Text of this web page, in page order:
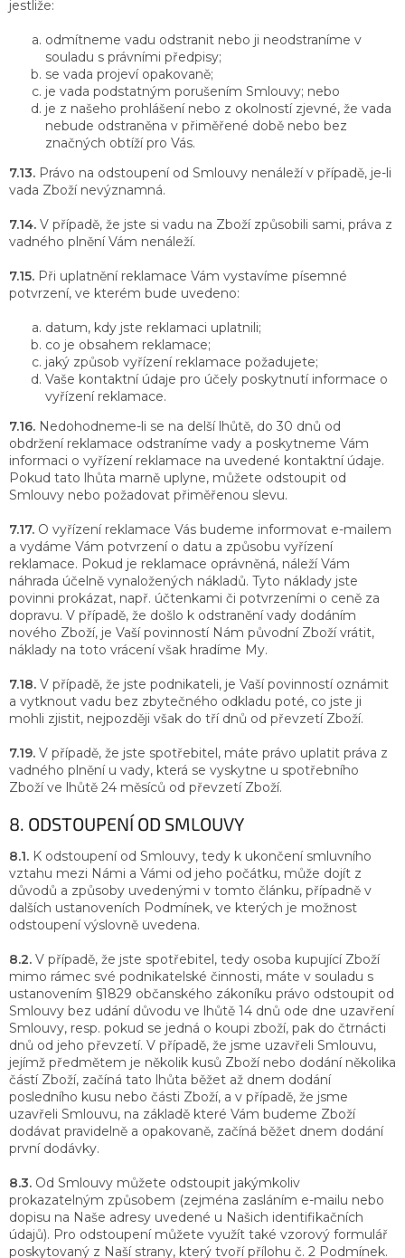
jestliže:
odmítneme vadu odstranit nebo ji neodstraníme v
souladu s právními předpisy;
se vada projeví opakovaně;
je vada podstatným porušením Smlouvy; nebo
je z našeho prohlášení nebo z okolností zjevné, že vada
nebude odstraněna v přiměřené době nebo bez
značných obtíží pro Vás.
7.13. Právo na odstoupení od Smlouvy nenáleží v případě, je-li
vada Zboží nevýznamná.
7.14. V případě, že jste si vadu na Zboží způsobili sami, práva z
vadného plnění Vám nenáleží.
7.15. Při uplatnění reklamace Vám vystavíme písemné
potvrzení, ve kterém bude uvedeno:
datum, kdy jste reklamaci uplatnili;
co je obsahem reklamace;
jaký způsob vyřízení reklamace požadujete;
Vaše kontaktní údaje pro účely poskytnutí informace o
vyřízení reklamace.
7.16. Nedohodneme-li se na delší lhůtě, do 30 dnů od
obdržení reklamace odstraníme vady a poskytneme Vám
informaci o vyřízení reklamace na uvedené kontaktní údaje.
Pokud tato lhůta marně uplyne, můžete odstoupit od
Smlouvy nebo požadovat přiměřenou slevu.
7.17. O vyřízení reklamace Vás budeme informovat e-mailem
a vydáme Vám potvrzení o datu a způsobu vyřízení
reklamace. Pokud je reklamace oprávněná, náleží Vám
náhrada účelně vynaložených nákladů. Tyto náklady jste
povinni prokázat, např. účtenkami či potvrzeními o ceně za
dopravu. V případě, že došlo k odstranění vady dodáním
nového Zboží, je Vaší povinností Nám původní Zboží vrátit,
náklady na toto vrácení však hradíme My.
7.18. V případě, že jste podnikateli, je Vaší povinností oznámit
a vytknout vadu bez zbytečného odkladu poté, co jste ji
mohli zjistit, nejpozději však do tří dnů od převzetí Zboží.
7.19. V případě, že jste spotřebitel, máte právo uplatit práva z
vadného plnění u vady, která se vyskytne u spotřebního
Zboží ve lhůtě 24 měsíců od převzetí Zboží.
8. ODSTOUPENÍ OD SMLOUVY
8.1. K odstoupení od Smlouvy, tedy k ukončení smluvního
vztahu mezi Námi a Vámi od jeho počátku, může dojít z
důvodů a způsoby uvedenými v tomto článku, případně v
dalších ustanoveních Podmínek, ve kterých je možnost
odstoupení výslovně uvedena.
8.2. V případě, že jste spotřebitel, tedy osoba kupující Zboží
mimo rámec své podnikatelské činnosti, máte v souladu s
ustanovením §1829 občanského zákoníku právo odstoupit od
Smlouvy bez udání důvodu ve lhůtě 14 dnů ode dne uzavření
Smlouvy, resp. pokud se jedná o koupi zboží, pak do čtrnácti
dnů od jeho převzetí. V případě, že jsme uzavřeli Smlouvu,
jejímž předmětem je několik kusů Zboží nebo dodání několika
částí Zboží, začíná tato lhůta běžet až dnem dodání
posledního kusu nebo části Zboží, a v případě, že jsme
uzavřeli Smlouvu, na základě které Vám budeme Zboží
dodávat pravidelně a opakovaně, začíná běžet dnem dodání
první dodávky.
8.3. Od Smlouvy můžete odstoupit jakýmkoliv
prokazatelným způsobem (zejména zasláním e-mailu nebo
dopisu na Naše adresy uvedené u Našich identifikačních
údajů). Pro odstoupení můžete využít také vzorový formulář
poskytovaný z Naší strany, který tvoří přílohu č. 2 Podmínek.